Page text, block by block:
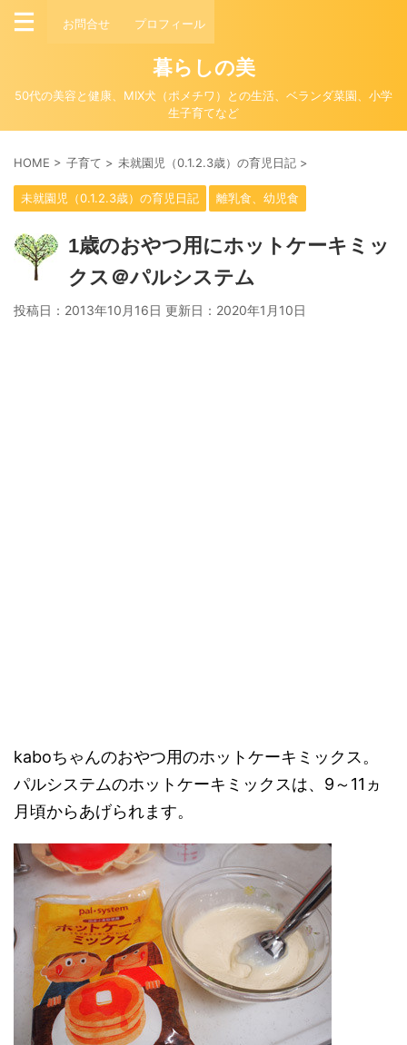
お問合せ プロフィール
暮らしの美
50代の美容と健康、MIX犬（ポメチワ）との生活、ベランダ菜園、小学
生子育てなど
HOME > 子育て > 未就園児（0.1.2.3歳）の育児日記 >
未就園児（0.1.2.3歳）の育児日記 離乳食、幼児食
1歳のおやつ用にホットケーキミッ
クス＠パルシステム
投稿日：2013年10月16日 更新日： 2020年1月10日
kaboちゃんのおやつ用のホットケーキミックス。
パルシステムのホットケーキミックスは、9～11ヵ
月頃からあげられます。